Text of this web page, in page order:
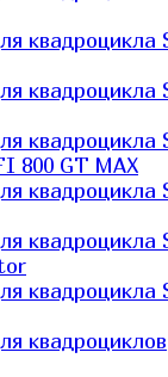
квадроцикла
квадроцикла
квадроцикла
800 GT MAX
квадроцикла
квадроцикла
квадроцикла
квадроциклов